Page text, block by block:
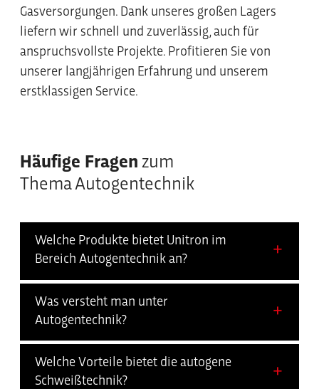
Gasversorgungen. Dank unseres großen Lagers
liefern wir schnell und zuverlässig, auch für
anspruchsvollste Projekte. Profitieren Sie von
unserer langjährigen Erfahrung und unserem
erstklassigen Service.
Häufige Fragen zum
Thema Autogentechnik
Welche Produkte bietet Unitron im
Bereich Autogentechnik an?
Was versteht man unter
Autogentechnik?
Welche Vorteile bietet die autogene
Schweißtechnik?